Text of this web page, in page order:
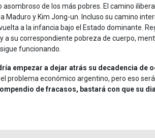
de los más pobres. El camino
Maduro y Kim Jong-un. Incluso su camino
a la infancia bajo el Estado dominante.
su correspondiente pobreza de cuerpo,
funcionando.
empezar a dejar atrás su decadencia de
problema económico argentino, pero eso
de fracasos, bastará con que su